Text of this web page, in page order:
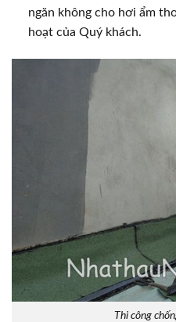
ngăn không cho hơi ẩm
hoạt của Quý khách.
Thi công